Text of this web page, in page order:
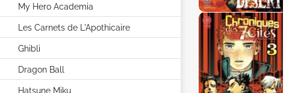
My Hero Academia
Les Carnets de L'Apothicaire
Ghibli
Dragon Ball
Hatsune Miku